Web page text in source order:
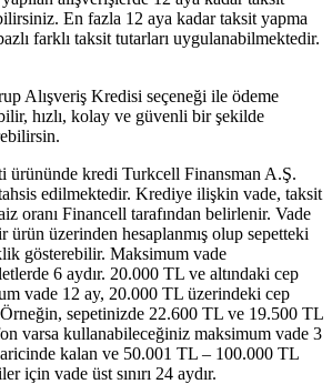
En fazla 12 aya kadar taksit yapma
farklı taksit tutarları uygulanabilmektedir.
Alışveriş Kredisi seçeneği ile ödeme
hızlı, kolay ve güvenli bir şekilde
ürününde kredi Turkcell Finansman A.Ş.
edilmektedir. Krediye ilişkin vade, taksit
oranı Financell tarafından belirlenir. Vade
ürün üzerinden hesaplanmış olup sepetteki
gösterebilir. Maksimum vade
6 aydır. 20.000 TL ve altındaki cep
vade 12 ay, 20.000 TL üzerindeki cep
Örneğin, sepetinizde 22.600 TL ve 19.500 TL
varsa kullanabileceğiniz maksimum vade 3
kalan ve 50.001 TL – 100.000 TL
için vade üst sınırı 24 aydır.